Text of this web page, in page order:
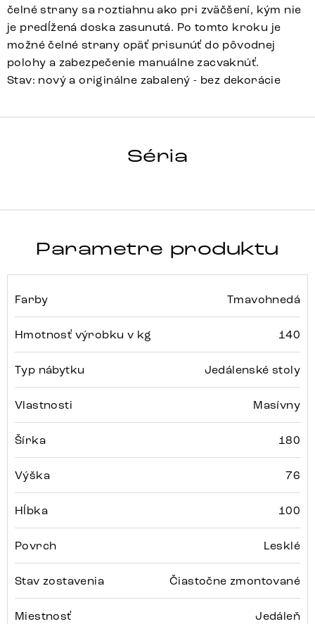
čelné strany sa roztiahnu ako pri zväčšení, kým nie
je predĺžená doska zasunutá. Po tomto kroku je
možné čelné strany opäť prisunúť do pôvodnej
polohy a zabezpečenie manuálne zacvaknúť.
Stav: nový a originálne zabalený - bez dekorácie
Séria
Parametre produktu
Farby Tmavohnedá
Hmotnosť výrobku v kg 140
Typ nábytku Jedálenské stoly
Vlastnosti Masívny
Šírka 180
Výška 76
Hĺbka 100
Povrch Lesklé
Stav zostavenia Čiastočne zmontované
Miestnosť Jedáleň